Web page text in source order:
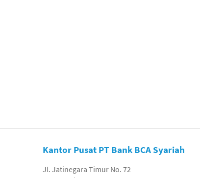
Kantor Pusat PT Bank BCA Syariah
Jl. Jatinegara Timur No. 72